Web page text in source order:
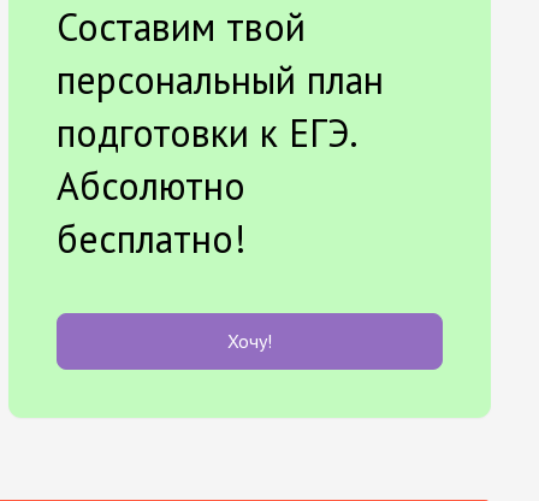
Составим твой
персональный план
подготовки к ЕГЭ.
Абсолютно
бесплатно!
Хочу!